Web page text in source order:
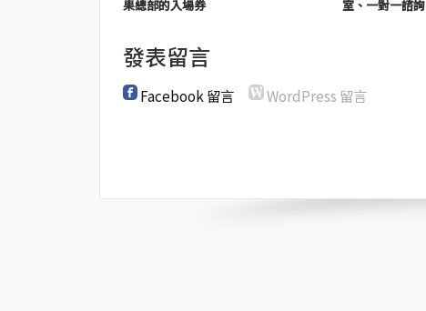
果總部的入場券
室、一對一諮詢
發表留言
Facebook 留言 WordPress 留言